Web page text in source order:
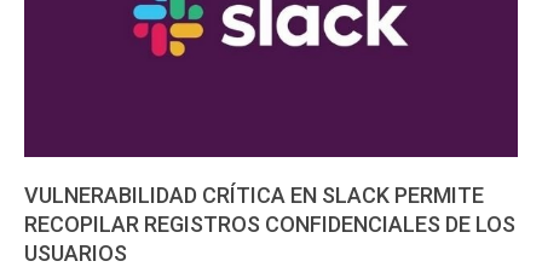
VULNERABILIDAD CRÍTICA EN SLACK PERMITE
RECOPILAR REGISTROS CONFIDENCIALES DE LOS
USUARIOS